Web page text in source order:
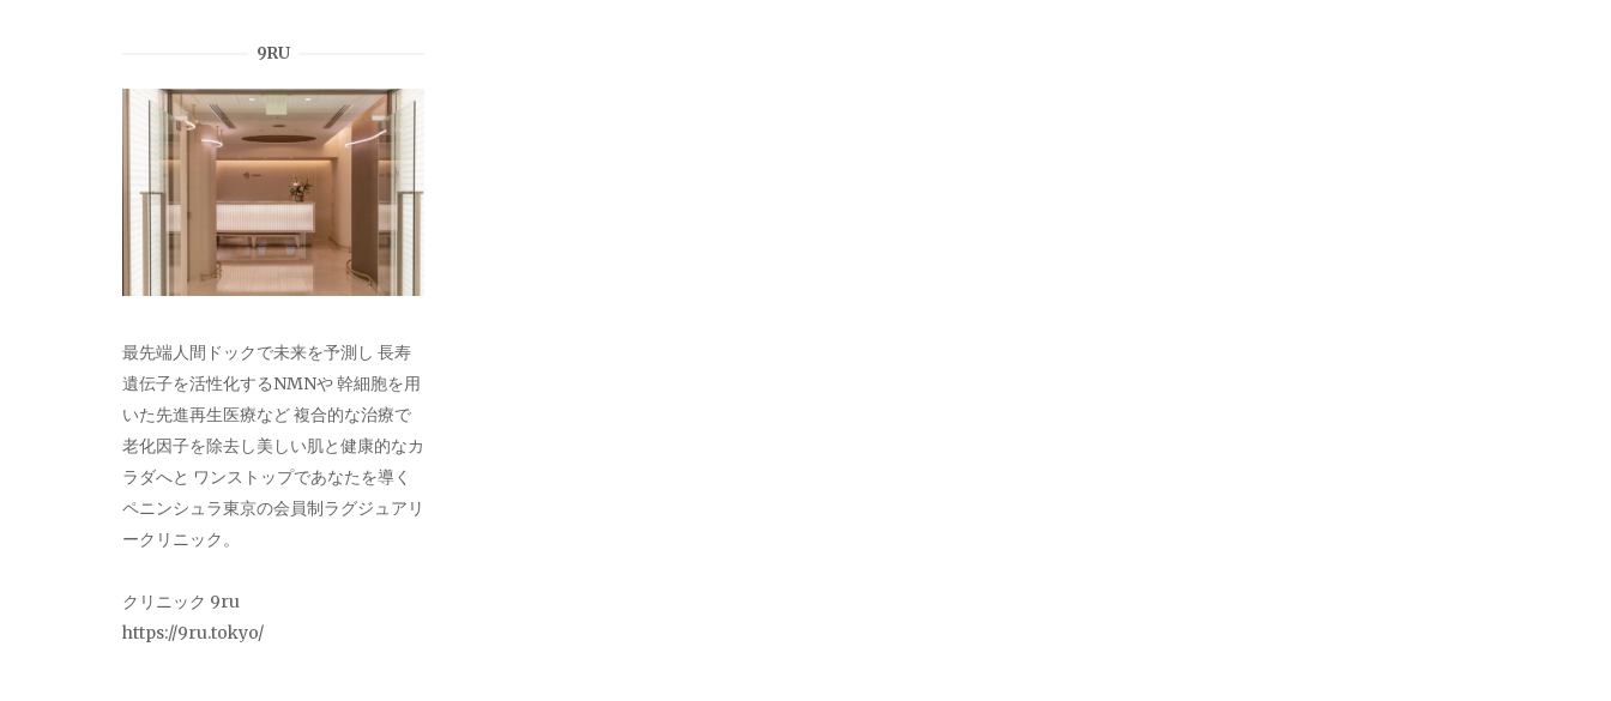
9RU
最先端人間ドックで未来を予測し 長寿
遺伝子を活性化するNMNや 幹細胞を用
いた先進再生医療など 複合的な治療で
老化因子を除去し美しい肌と健康的なカ
ラダへと ワンストップであなたを導く
ペニンシュラ東京の会員制ラグジュアリ
ークリニック。
クリニック 9ru
https://9ru.tokyo/